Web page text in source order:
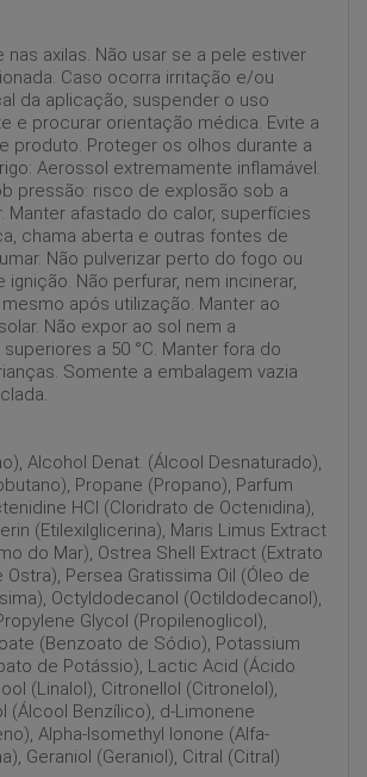
nas axilas. Não usar se a pele estiver
Caso ocorra irritação e/ou
da aplicação, suspender o uso
e procurar orientação médica. Evite a
produto. Proteger os olhos durante a
Aerossol extremamente inflamável.
pressão: risco de explosão sob a
Manter afastado do calor, superfícies
chama aberta e outras fontes de
Não pulverizar perto do fogo ou
ignição. Não perfurar, nem incinerar,
mesmo após utilização. Manter ao
Não expor ao sol nem a
a 50 °C. Manter fora do
Somente a embalagem vazia
Alcohol Denat. (Álcool Desnaturado),
Propane (Propano), Parfum
HCl (Cloridrato de Octenidina),
(Etilexilglicerina), Maris Limus Extract
do Mar), Ostrea Shell Extract (Extrato
Ostra), Persea Gratissima Oil (Óleo de
Octyldodecanol (Octildodecanol),
Glycol (Propilenoglicol),
(Benzoato de Sódio), Potassium
de Potássio), Lactic Acid (Ácido
(Linalol), Citronellol (Citronelol),
(Álcool Benzílico), d-Limonene
Alpha-Isomethyl Ionone (Alfa-
Geraniol (Geraniol), Citral (Citral)